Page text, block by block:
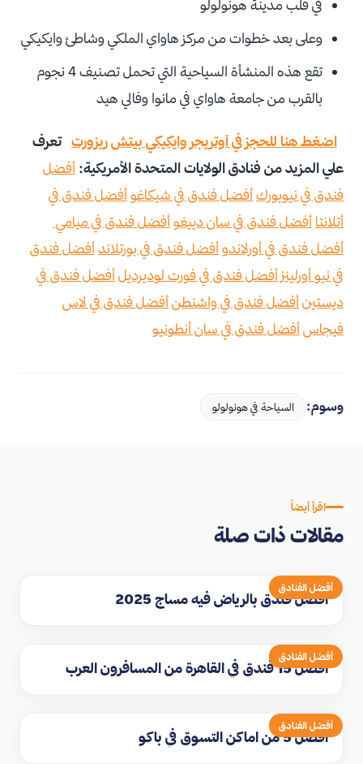
في قلب مدينة هونولولو
وعلى بعد خطوات من مركز هاواي الملكي وشاطئ وايكيكي
تقع هذه المنشأة السياحية التي تحمل تصنيف 4 نجوم
بالقرب من جامعة هاواي في مانوا وفالي هيد
اضغط هنا للحجز في آوتريجر وايكيكي بيتش ريزورت تعرف
علي المزيد من فنادق الولايات المتحدة الأمريكية: أفضل
فندق في نيويوركأفضل فندق في شيكاغوأفضل فندق في
أتلانتا أفضل فندق في سان دييغوأفضل فندق في ميامي
أفضل فندق في أورلاندوأفضل فندق في بورتلاندأفضل فندق
في نيو أورلينز أفضل فندق في فورت لوديرديلأفضل فندق في
ديستينأفضل فندق في واشنطنأفضل فندق في لاس
فيجاسأفضل فندق في سان أنطونيو
وسوم: السياحة في هونولولو
اقرأ أيضاً
مقالات ذات صلة
أفضل الفنادق
افضل فندق بالرياض فيه مساج 2025
أفضل الفنادق
افضل 15 فندق في القاهرة من المسافرون العرب
أفضل الفنادق
افضل 5 من اماكن التسوق في باكو